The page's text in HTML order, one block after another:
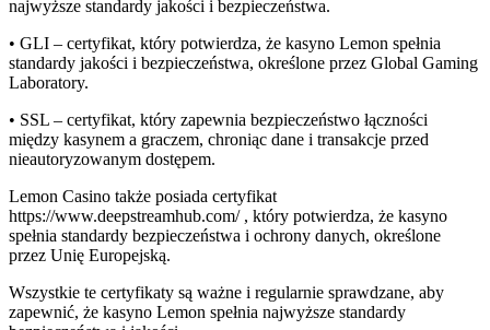
najwyższe standardy jakości i bezpieczeństwa.
• GLI – certyfikat, który potwierdza, że kasyno Lemon spełnia
standardy jakości i bezpieczeństwa, określone przez Global Gaming
Laboratory.
• SSL – certyfikat, który zapewnia bezpieczeństwo łączności
między kasynem a graczem, chroniąc dane i transakcje przed
nieautoryzowanym dostępem.
Lemon Casino także posiada certyfikat
https://www.deepstreamhub.com/ , który potwierdza, że kasyno
spełnia standardy bezpieczeństwa i ochrony danych, określone
przez Unię Europejską.
Wszystkie te certyfikaty są ważne i regularnie sprawdzane, aby
zapewnić, że kasyno Lemon spełnia najwyższe standardy